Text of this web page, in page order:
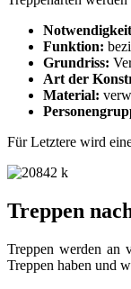
Funktion:
Grundriss:
Art der
Material:
Für Letztere wird
Treppen
Treppen werden an
Treppen haben und